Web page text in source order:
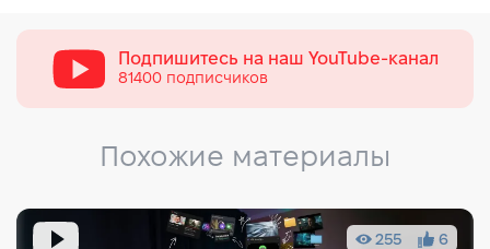
Подпишитесь на наш YouTube-канал
81400 подписчиков
Похожие материалы
255 6